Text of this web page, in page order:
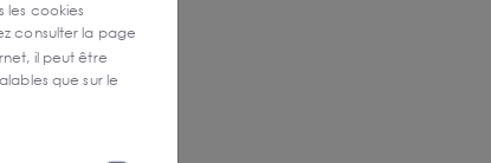
les cookies
consulter la page
il peut être
que sur le